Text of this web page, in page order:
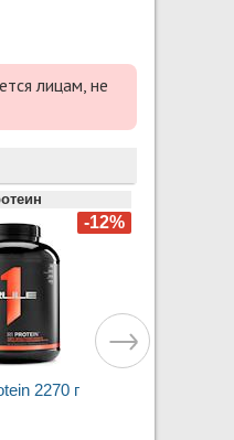
лицам, не
2270 г